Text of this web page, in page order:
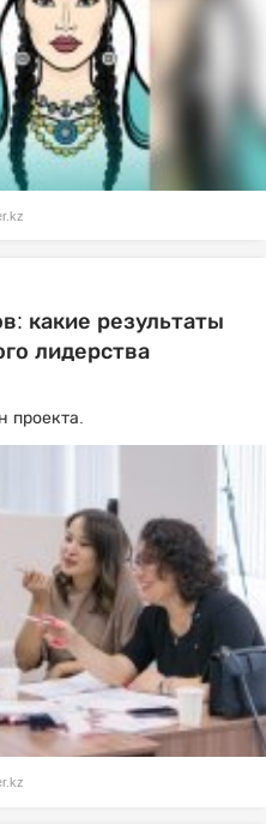
какие результаты
лидерства
проекта.